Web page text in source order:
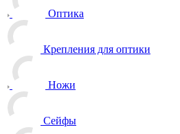
Оптика
Крепления для оптики
Ножи
Сейфы